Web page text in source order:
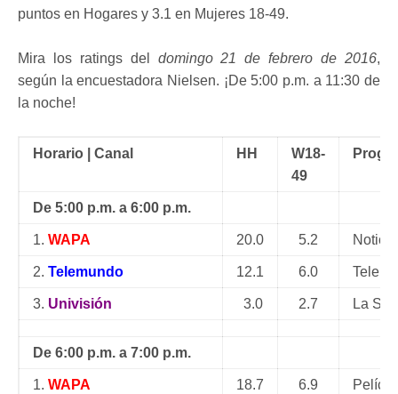
puntos en Hogares y 3.1 en Mujeres 18-49.
Mira los ratings del domingo 21 de febrero de 2016,
según la encuestadora Nielsen. ¡De 5:00 p.m. a 11:30 de
la noche!
Horario | Canal HH
W18-
49
De 5:00 p.m. a 6:00 p.m.
1. WAPA 20.0 5.2
2. Telemundo 12.1 6.0
3. Univisión 3.0 2.7 La
De 6:00 p.m. a 7:00 p.m.
1. WAPA 18.7 6.9